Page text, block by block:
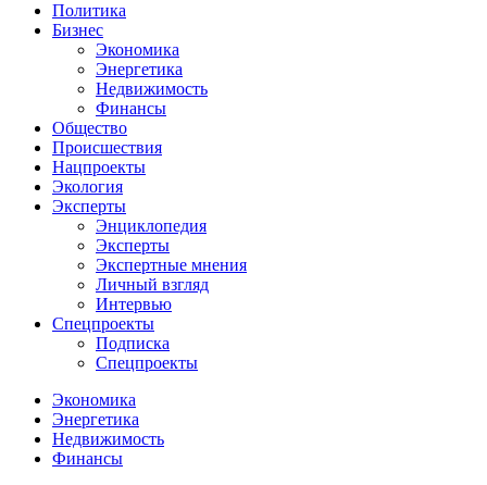
Политика
Бизнес
Экономика
Энергетика
Недвижимость
Финансы
Общество
Происшествия
Нацпроекты
Экология
Эксперты
Энциклопедия
Эксперты
Экспертные мнения
Личный взгляд
Интервью
Спецпроекты
Подписка
Спецпроекты
Экономика
Энергетика
Недвижимость
Финансы